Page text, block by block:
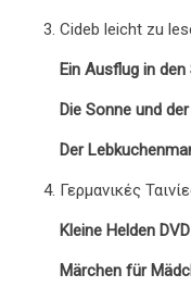
Cideb leicht zu
Ein Ausflug in
Die Sonne und
Der
Γερμανικές
Kleine Helden DVD
Märchen für